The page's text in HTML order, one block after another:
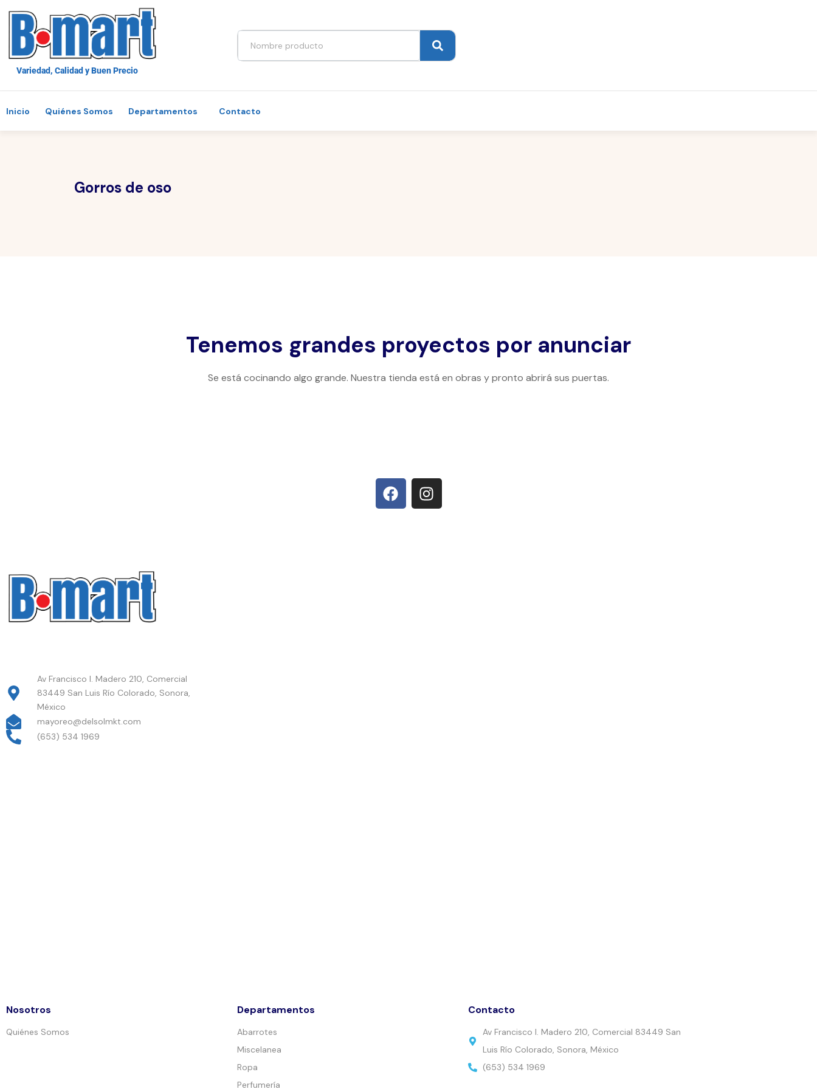
Variedad, Calidad y Buen Precio
Inicio Quiénes Somos Departamentos Contacto
Gorros de oso
Tenemos grandes proyectos por anunciar
Se está cocinando algo grande. Nuestra tienda está en obras y pronto abrirá sus puertas.
Av Francisco I. Madero 210, Comercial
83449 San Luis Río Colorado, Sonora,
México
mayoreo@delsolmkt.com
(653) 534 1969
Nosotros
Quiénes Somos
Departamentos
Abarrotes
Miscelanea
Ropa
Perfumería
Contacto
Av Francisco I. Madero 210, Comercial 83449 San
Luis Río Colorado, Sonora, México
(653) 534 1969